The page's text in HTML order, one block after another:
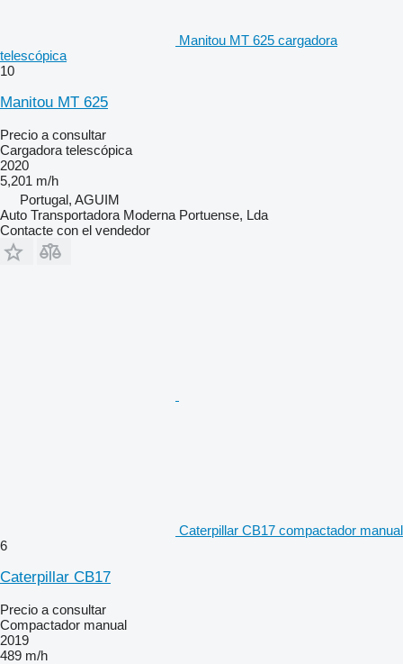
Manitou MT 625 cargadora
telescópica
10
Manitou MT 625
Precio a consultar
Cargadora telescópica
2020
5,201 m/h
Portugal, AGUIM
Auto Transportadora Moderna Portuense, Lda
Contacte con el vendedor
Caterpillar CB17 compactador manual
6
Caterpillar CB17
Precio a consultar
Compactador manual
2019
489 m/h